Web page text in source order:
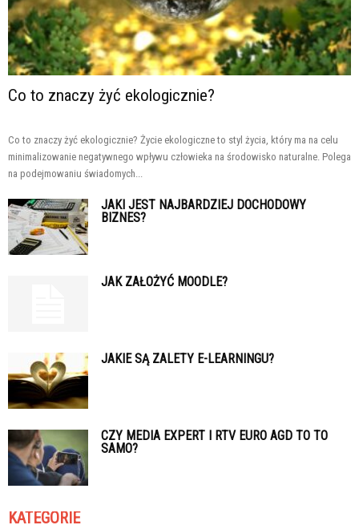
Co to znaczy żyć ekologicznie?
Co to znaczy żyć ekologicznie? Życie ekologiczne to styl życia, który ma na celu
minimalizowanie negatywnego wpływu człowieka na środowisko naturalne. Polega
na podejmowaniu świadomych...
JAKI JEST NAJBARDZIEJ DOCHODOWY
BIZNES?
JAK ZAŁOŻYĆ MOODLE?
JAKIE SĄ ZALETY E-LEARNINGU?
CZY MEDIA EXPERT I RTV EURO AGD TO TO
SAMO?
KATEGORIE